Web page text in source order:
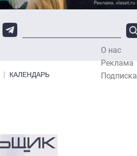
О нас
Реклама
Подписка
КАЛЕНДАРЬ